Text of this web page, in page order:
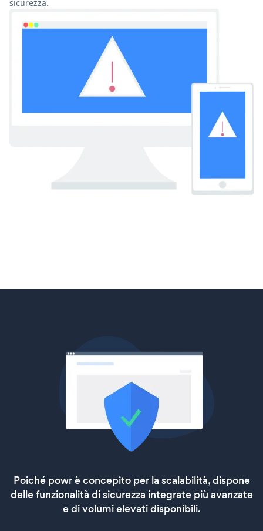
sicurezza.
Poiché powr è concepito per la scalabilità, dispone
delle funzionalità di sicurezza integrate più avanzate
e di volumi elevati disponibili.